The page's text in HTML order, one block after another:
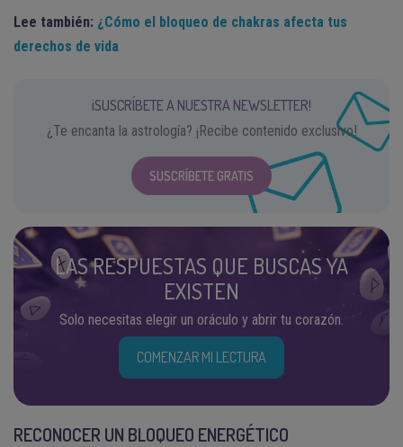
Lee también: ¿Cómo el bloqueo de chakras afecta tus
derechos de vida
¡SUSCRÍBETE A NUESTRA NEWSLETTER!
¿Te encanta la astrología? ¡Recibe contenido exclusivo!
SUSCRÍBETE GRATIS
LAS RESPUESTAS QUE BUSCAS YA
EXISTEN
Solo necesitas elegir un oráculo y abrir tu corazón.
COMENZAR MI LECTURA
RECONOCER UN BLOQUEO ENERGÉTICO